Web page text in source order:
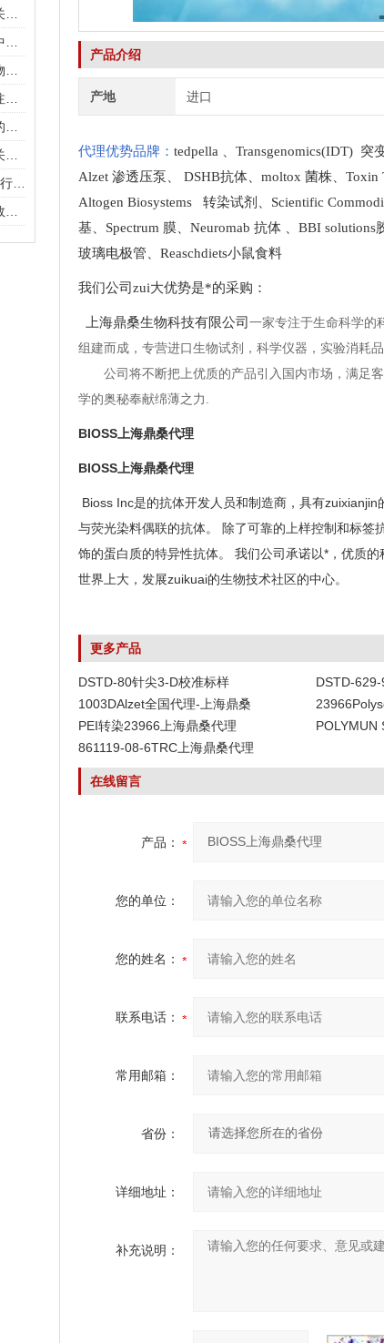
产品介绍
产地 进口
代理优势品牌： tedpella Transgenomics(IDT) 突
Alzet 渗透压泵
DSHB抗体 moltox 菌株 Toxin
Altogen Biosystems 转染试剂
Scientific
基
Spectrum 膜 Neuromab 抗体 BBI solutions
玻璃电极管
Reaschdiets小鼠食料
我们公司zui大优势是*的采购 ：
上海鼎桑生物科技有限公司 一家专注于生命科学的
组建而成，专营进口生物试剂，科学仪器，实验消耗品
公司将不断把上优质的产品引入国内市场，满足
学的奥秘奉献绵薄之力.
BIOSS上海鼎桑代理
BIOSS上海鼎桑代理
Bioss Inc是的抗体开发人员和制造商，具有
与荧光染料偶联的抗体。 除了可靠的上样控制和标
饰的蛋白质的特异性抗体。 我们公司承诺以*，优质
世界上大，发展zuikuai的生物技术社区的中心。
更多产品
DSTD-80针尖3-D校准标样 DSTD-
1003DAlzet全国代理-上海鼎桑
PEI转染23966上海鼎桑代理
POLYMUN
861119-08-6TRC上海鼎桑代理
在线留言
产品：
您的单位：
您的姓名：
联系电话：
常用邮箱：
省份：
详细地址：
补充说明：